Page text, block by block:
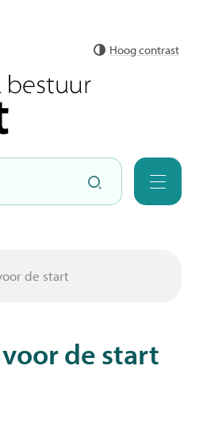
Hoog contrast
Zoeken
Menu
de start
de start